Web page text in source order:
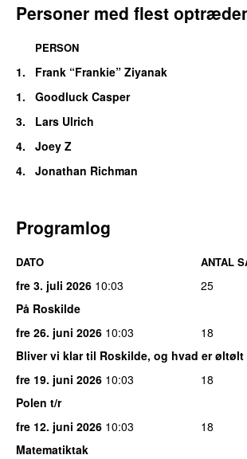
Personer med flest
PERSON
1. Frank “Frankie” Ziyanak
1.
Goodluck Casper
3.
Lars Ulrich
4.
Joey Z
4.
Jonathan Richman
Programlog
DATO ANTAL
fre 3. juli 2026 10:03
25
På Roskilde
fre 26. juni 2026 10:03
18
Bliver vi klar til Roskilde, og hvad er
fre 19. juni 2026 10:03
18
Polen t/r
fre 12. juni 2026 10:03
18
Matematiktak